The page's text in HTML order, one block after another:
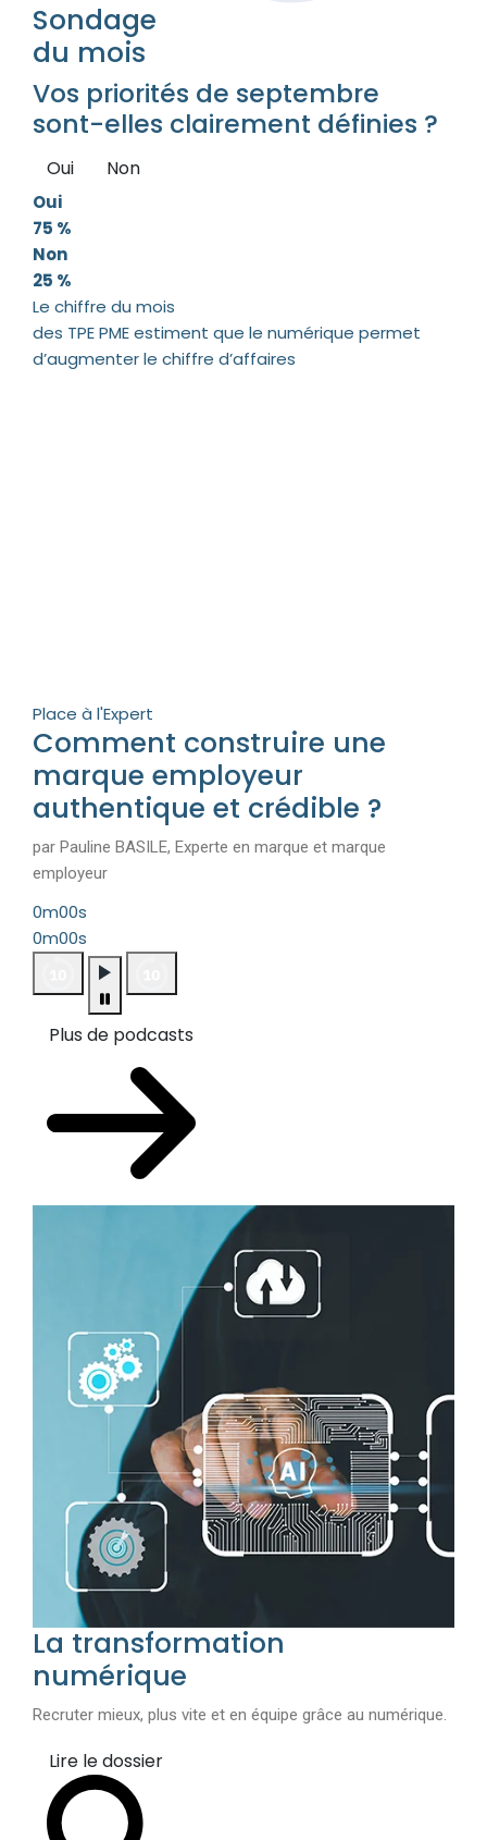
Sondage
du mois
Vos priorités de septembre
sont-elles clairement définies ?
Oui Non
Oui
75 %
Non
25 %
Le chiffre du mois
des TPE PME estiment que le numérique permet
d’augmenter le chiffre d’affaires
Place à l'Expert
Comment construire une
marque employeur
authentique et crédible ?
par Pauline BASILE, Experte en marque et marque
employeur
0m00s
0m00s
Plus de podcasts
La transformation
numérique
Recruter mieux, plus vite et en équipe grâce au numérique.
Lire le dossier